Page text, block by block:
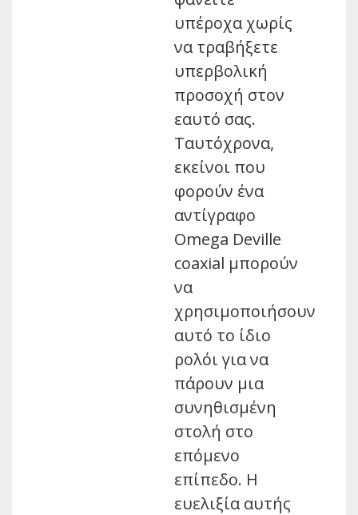
υπέροχα χωρίς
να τραβήξετε
υπερβολική
προσοχή στον
εαυτό σας.
Ταυτόχρονα,
εκείνοι που
φορούν ένα
αντίγραφο
Omega Deville
coaxial μπορούν
να
χρησιμοποιήσουν
αυτό το ίδιο
ρολόι για να
πάρουν μια
συνηθισμένη
στολή στο
επόμενο
επίπεδο. Η
ευελιξία αυτής